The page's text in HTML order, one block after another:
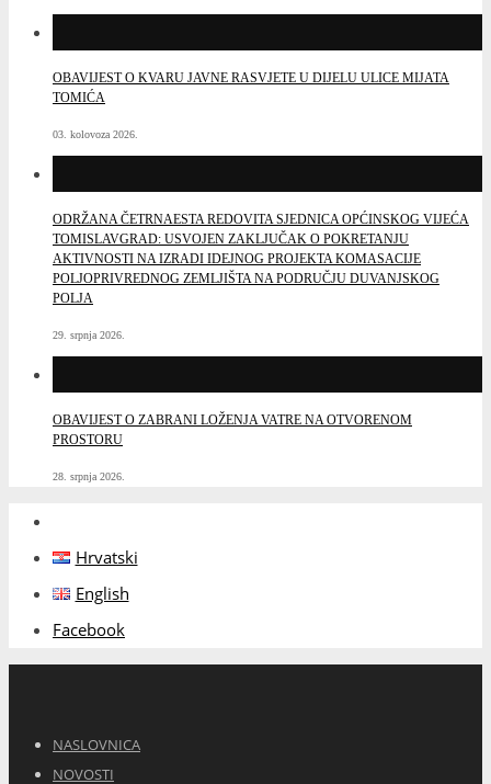
OBAVIJEST O KVARU JAVNE RASVJETE U DIJELU ULICE MIJATA
TOMIĆA
03. kolovoza 2026.
ODRŽANA ČETRNAESTA REDOVITA SJEDNICA OPĆINSKOG VIJEĆA
TOMISLAVGRAD: USVOJEN ZAKLJUČAK O POKRETANJU
AKTIVNOSTI NA IZRADI IDEJNOG PROJEKTA KOMASACIJE
POLJOPRIVREDNOG ZEMLJIŠTA NA PODRUČJU DUVANJSKOG
POLJA
29. srpnja 2026.
OBAVIJEST O ZABRANI LOŽENJA VATRE NA OTVORENOM
PROSTORU
28. srpnja 2026.
Hrvatski
English
Facebook
NASLOVNICA
NOVOSTI